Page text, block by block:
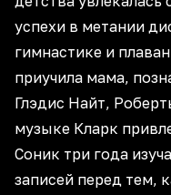
успехи в метании
гимнастике и
приучила мама,
Глэдис Найт,
музыке Кларк
Соник три года
записей перед тем,